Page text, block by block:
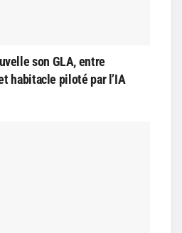
son GLA, entre
habitacle piloté par l’IA